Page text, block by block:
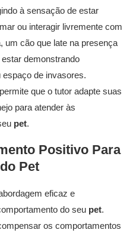
à sensação de estar
ou interagir livremente com
um cão que late na presença
demonstrando
espaço de invasores.
que o tutor adapte suas
para atender às
pet.
Positivo Para
Pet
eficaz e
do seu pet.
os comportamentos